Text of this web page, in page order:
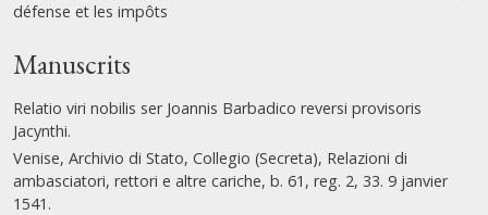
défense et les impôts
Manuscrits
Relatio viri nobilis ser Joannis Barbadico reversi provisoris
Jacynthi.
Venise, Archivio di Stato, Collegio (Secreta), Relazioni di
ambasciatori, rettori e altre cariche, b. 61, reg. 2, 33. 9 janvier
1541.